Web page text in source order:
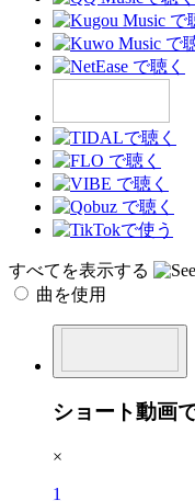
すべてを表示する
曲を使用
ショート動画
×
1